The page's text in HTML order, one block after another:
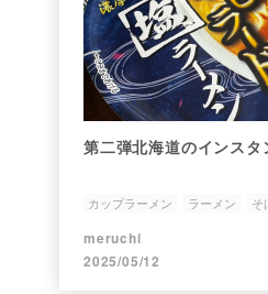
第二弾北海道のインスタ
カップラーメン ラーメン そ
meruchi
2025/05/12